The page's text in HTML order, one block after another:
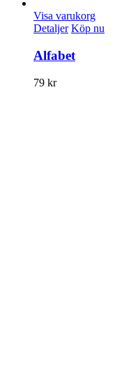
Visa varukorg
Detaljer Köp nu
Alfabet
79 kr